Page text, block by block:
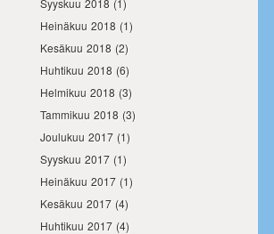
Syyskuu 2018 (1)
Heinäkuu 2018 (1)
Kesäkuu 2018 (2)
Huhtikuu 2018 (6)
Helmikuu 2018 (3)
Tammikuu 2018 (3)
Joulukuu 2017 (1)
Syyskuu 2017 (1)
Heinäkuu 2017 (1)
Kesäkuu 2017 (4)
Huhtikuu 2017 (4)